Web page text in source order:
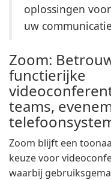
oplossingen
uw
Zoom:
functierijke
teams,
Zoom blijft een
keuze voor
waarbij